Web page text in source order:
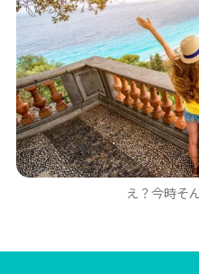
え？今時そ